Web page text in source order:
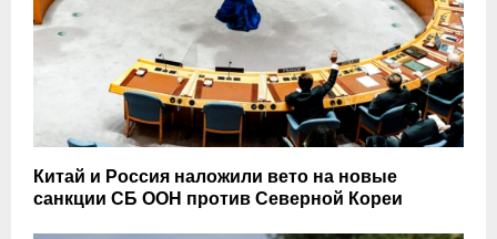
Китай и Россия наложили вето на новые
санкции СБ ООН против Северной Кореи